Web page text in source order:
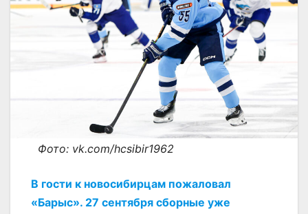
Фото: vk.com/hcsibir1962
В гости к новосибирцам пожаловал
«Барыс». 27 сентября сборные уже